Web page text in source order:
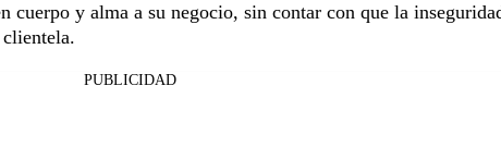
cuerpo y alma a su negocio, sin contar con que la
clientela.
PUBLICIDAD